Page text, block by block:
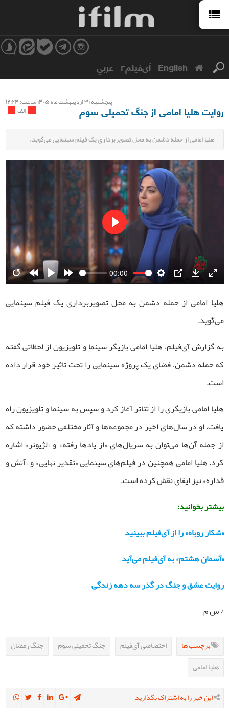
English آی‌فیلم۲ عربي
پنجشنبه ۳۱ ارديبهشت ماه ۱۴۰۵ ساعت: ۱۲:۲۴
- الف + روایت هلیا امامی از جنگ تحمیلی سوم
هلیا امامی از حمله دشمن به محل تصویربرداری یک فیلم سینمایی می‌گوید.
RestartRewindPlay Forward
00:00
Settings
PIP Download
Play
هلیا امامی از حمله دشمن به محل تصویربرداری یک فیلم سینمایی
می‌گوید.
به گزارش آی‌فیلم، هلیا امامی بازیگر سینما و تلویزیون از لحظاتی گفته
که حمله دشمن، فضای یک پروژه سینمایی را تحت تاثیر خود قرار داده
است.
هلیا امامی بازیگری را از تئاتر آغاز کرد و سپس به سینما و تلویزیون راه
یافت. او در سال‌های اخیر در مجموعه‌ها و آثار مختلفی حضور داشته که
از جمله آن‌ها می‌توان به سریال‌های «از یادها رفته» و «لژیونر» اشاره
کرد. هلیا امامی همچنین در فیلم‌های سینمایی «تقدیر نهایی» و «آتش و
قداره» نیز ایفای نقش کرده است.
بیشتر بخوانید:
«شکار روباه» را از آی‌فیلم ببینید
«آسمان هشتم» به آی‌فیلم می‌آید
روایت عشق و جنگ در گذر سه دهه زندگی
/ س م
برچسب ها اختصاصی آی‌فیلم جنگ تحمیلی سوم
جنگ رمضان
هلیا امامی
این خبر را به اشتراک بگذارید